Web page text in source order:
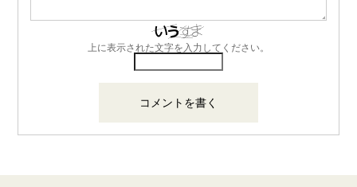
上に表示された文字を入力してください。